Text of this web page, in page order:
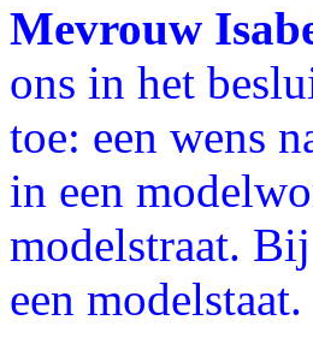
Mevrouw
ons in het
toe: een wens
in een
modelstraat.
een modelstaat.